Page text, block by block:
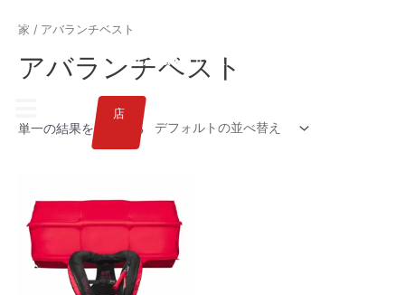
店
家 / アバランチベスト
アバランチベスト
単一の結果を表示する